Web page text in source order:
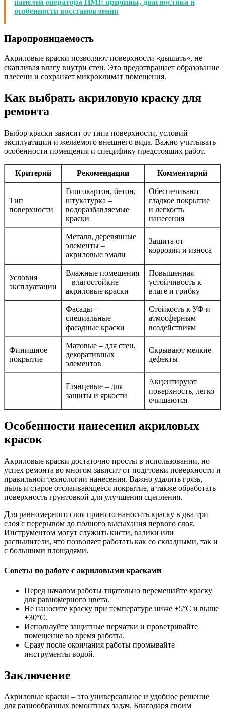
панелей оператора HMI: причины, диагностика и
особенности восстановления
Паропроницаемость
Акриловые краски позволяют поверхности «дышать», не
скапливая влагу внутри стен. Это предотвращает образование
плесени и сохраняет микроклимат помещения.
Как выбрать акриловую краску для
ремонта
Выбор краски зависит от типа поверхности, условий
эксплуатации и желаемого внешнего вида. Важно учитывать
особенности помещения и специфику предстоящих работ.
Критерий Рекомендации Комментарий
Тип
поверхности
Гипсокартон, бетон,
штукатурка –
водоразбавляемые
краски
Обеспечивают
гладкое покрытие
и легкость
нанесения
Металл, деревянные
элементы –
акриловые эмали
Защита от
коррозии и износа
Условия
эксплуатации
Влажные помещения
– влагостойкие
акриловые краски
Повышенная
устойчивость к
влаге и грибку
Фасады –
специальные
фасадные краски
Стойкость к УФ и
атмосферным
воздействиям
Финишное
покрытие
Матовые – для стен,
декоративных
элементов
Скрывают мелкие
дефекты
Глянцевые – для
защиты и яркости
Акцентируют
поверхность, легко
очищаются
Особенности нанесения акриловых
красок
Акриловые краски достаточно просты в использовании, но
успех ремонта во многом зависит от подгтовки поверхности и
правильной технологии нанесения. Важно удалить грязь,
пыль и старое отслаивающееся покрытие, а также обработать
поверхность грунтовкой для улучшения сцепления.
Для равномерного слоя принято наносить краску в два-три
слоя с перерывом до полного высыхания первого слоя.
Инструментом могут служить кисти, валики или
распылители, что позволяет работать как со складными, так и
с большими площадями.
Советы по работе с акриловыми красками
Перед началом работы тщательно перемешайте краску
для равномерного цвета.
Не наносите краску при температуре ниже +5°C и выше
+30°C.
Используйте защитные перчатки и проветривайте
помещение во время работы.
Сразу после окончания работы промывайте
инструменты водой.
Заключение
Акриловые краски – это универсальное и удобное решение
для разнообразных ремонтных задач. Благодаря своим